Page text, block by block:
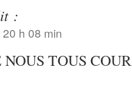
:
h 08 min
TOUS